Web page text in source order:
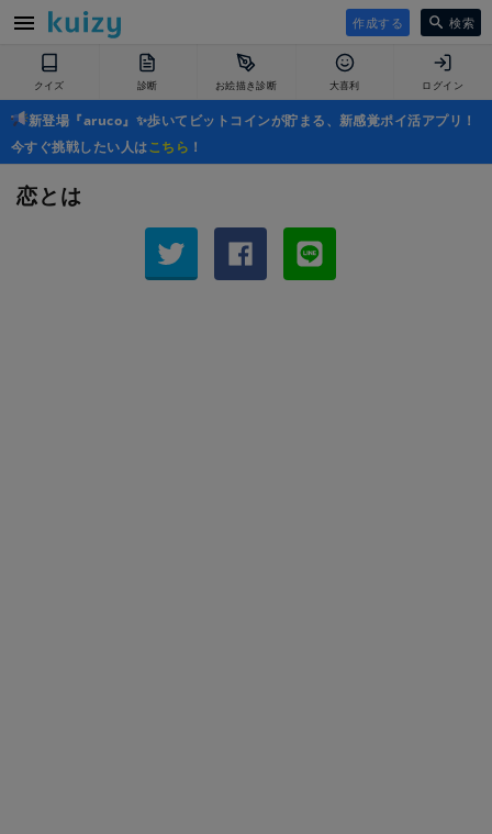
作成する 検索
クイズ 診断 お絵描き診断 大喜利 ログイン
新登場『aruco』✨歩いてビットコインが貯まる、新感覚ポイ活アプリ！
今すぐ挑戦したい人はこちら ！
恋とは